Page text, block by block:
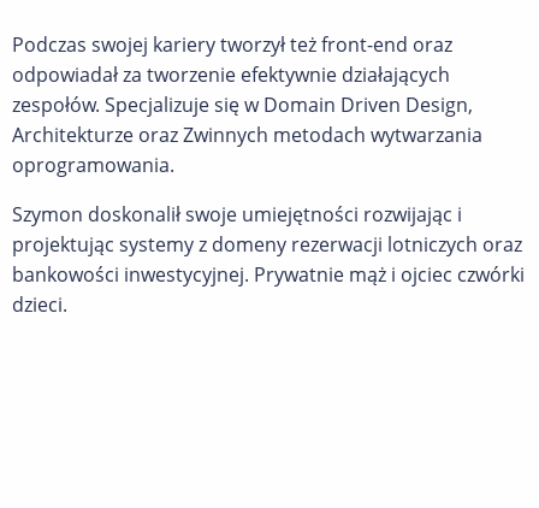
Podczas swojej kariery tworzył też front-end oraz
odpowiadał za tworzenie efektywnie działających
zespołów. Specjalizuje się w Domain Driven Design,
Architekturze oraz Zwinnych metodach wytwarzania
oprogramowania.
Szymon doskonalił swoje umiejętności rozwijając i
projektując systemy z domeny rezerwacji lotniczych oraz
bankowości inwestycyjnej. Prywatnie mąż i ojciec czwórki
dzieci.